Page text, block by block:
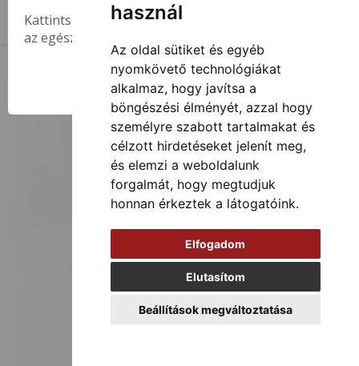
használ
Az oldal sütiket és egyéb
nyomkövető technológiákat
alkalmaz, hogy javítsa a
böngészési élményét, azzal hogy
személyre szabott tartalmakat és
célzott hirdetéseket jelenít meg,
és elemzi a weboldalunk
forgalmát, hogy megtudjuk
honnan érkeztek a látogatóink.
Elfogadom
Elutasítom
Beállítások megváltoztatása
Kattints a regisztráció menüpontra, csak pár perc
az egész!
Templom-tér 2026
Általános Szerződési Feltételek
Adatvédelmi szabályzat